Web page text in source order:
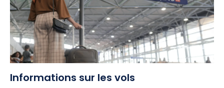
Informations sur les vols